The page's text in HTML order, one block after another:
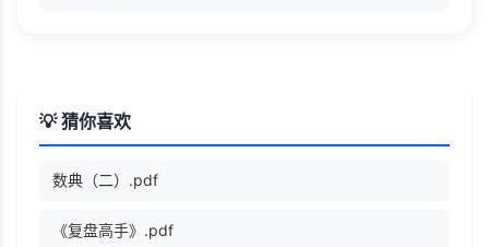
💡 猜你喜欢
数典（二）.pdf
《复盘高手》.pdf